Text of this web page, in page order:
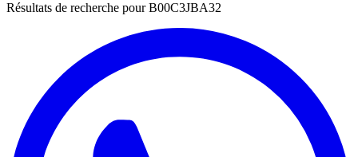
Résultats de recherche pourB00C3JBA32